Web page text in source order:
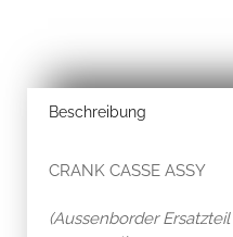
Beschreibung
CRANK CASSE ASSY
(Aussenborder